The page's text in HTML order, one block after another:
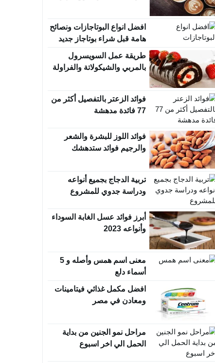
افضل انواع البوتاجازات ونصائح
هامة قبل شراء بوتاجاز جديد
طريقة عمل السويسرول
بالمربي والشيكولاتة والفراولة
فوائد الزعتر بالتفصيل أكثر من
77 فائدة مدهشة
فوائد اللوز للبشرة والشعر
والرجيم فوائد ستدهشك
تربية الدجاج بجميع أنواعه
ودراسة جدوي للمشروع
أبرز فوائد عسل الغابة السوداء
وأنواعه 2023
معنى اسم همس وأصله و 5
أسماء دلع
افضل مكمل غذائي فيتامينات
ومعادن في مصر
مراحل نمو الجنين من بداية
الحمل الي اخر اسبوع